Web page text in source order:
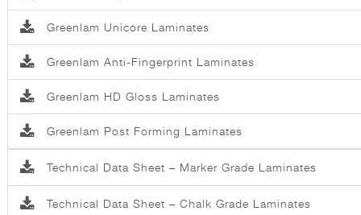
Greenlam Unicore Laminates
Greenlam Anti-Fingerprint Laminates
Greenlam HD Gloss Laminates
Greenlam Post Forming Laminates
Technical Data Sheet – Marker Grade Laminates
Technical Data Sheet – Chalk Grade Laminates